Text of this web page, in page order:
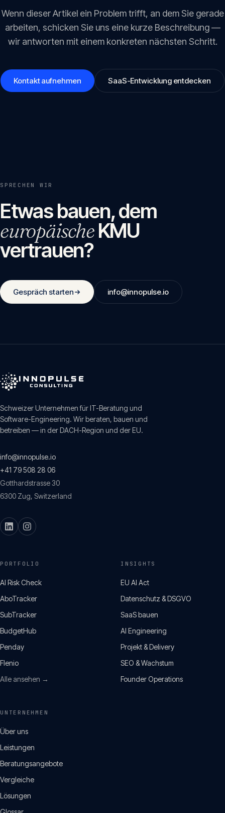
Wenn dieser Artikel ein Problem trifft, an dem Sie gerade
arbeiten, schicken Sie uns eine kurze Beschreibung —
wir antworten mit einem konkreten nächsten Schritt.
Kontakt aufnehmen SaaS-Entwicklung entdecken
SPRECHEN WIR
Etwas bauen, dem
europäischeKMU
vertrauen?
Gespräch starten info@innopulse.io
Schweizer Unternehmen für IT-Beratung und
Software-Engineering. Wir beraten, bauen und
betreiben — in der DACH-Region und der EU.
info@innopulse.io
+41 79 508 28 06
Gotthardstrasse 30
6300 Zug, Switzerland
PORTFOLIO
AI Risk Check
AboTracker
SubTracker
BudgetHub
Penday
Flenio
Alle ansehen →
INSIGHTS
EU AI Act
Datenschutz & DSGVO
SaaS bauen
AI Engineering
Projekt & Delivery
SEO & Wachstum
Founder Operations
UNTERNEHMEN
Über uns
Leistungen
Beratungsangebote
Vergleiche
Lösungen